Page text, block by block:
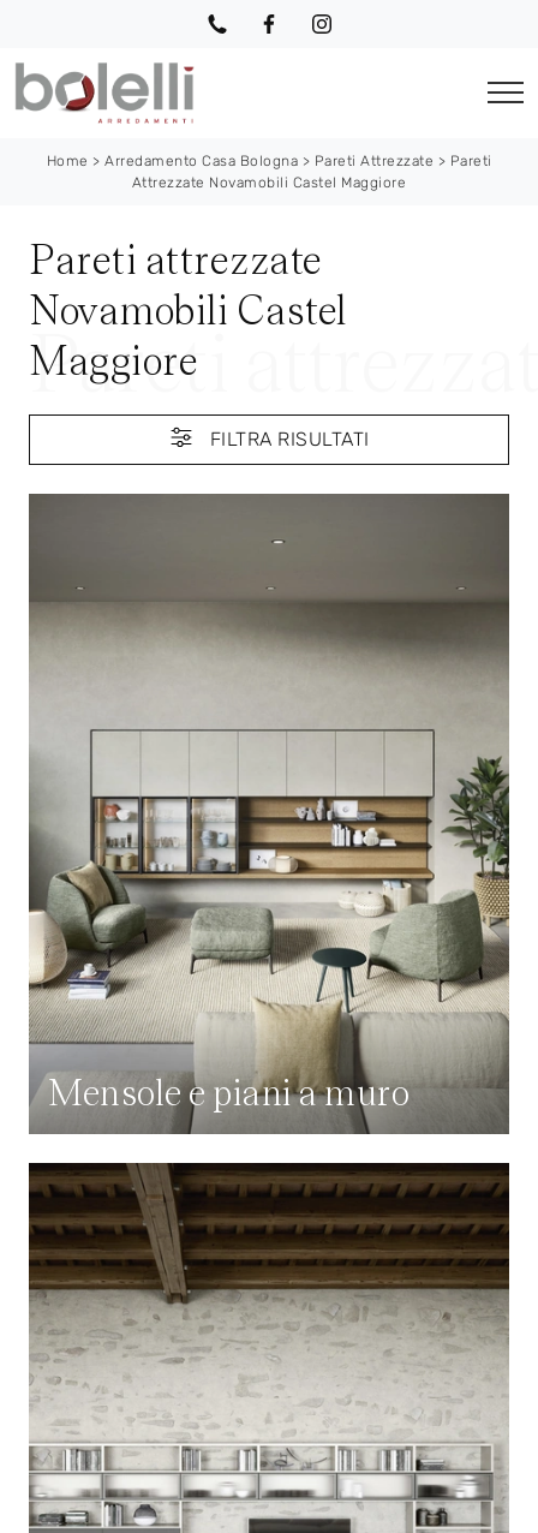
Home > Arredamento Casa Bologna > Pareti Attrezzate > Pareti
Attrezzate Novamobili Castel Maggiore
Pareti attrezzate
Novamobili Castel
Maggiore
FILTRA RISULTATI
Mensole e piani a muro